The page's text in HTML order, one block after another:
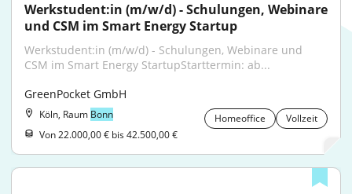
Werkstudent:in (m/w/d) - Schulungen, Webinare
und CSM im Smart Energy Startup
Werkstudent:in (m/w/d) - Schulungen, Webinare und
CSM im Smart Energy StartupStarttermin: ab...
GreenPocket GmbH
Köln, Raum Bonn Homeoffice
Vollzeit
Von 22.000,00 € bis 42.500,00 €